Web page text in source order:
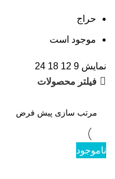
حراج
موجود است
نمایش 9
12
18
24
فیلتر محصولات
ناموجود